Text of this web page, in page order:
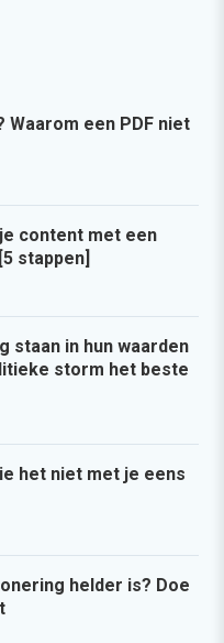
een PDF niet
content met een
stappen]
staan in hun waarden
storm het beste
het niet met je eens
helder is? Doe